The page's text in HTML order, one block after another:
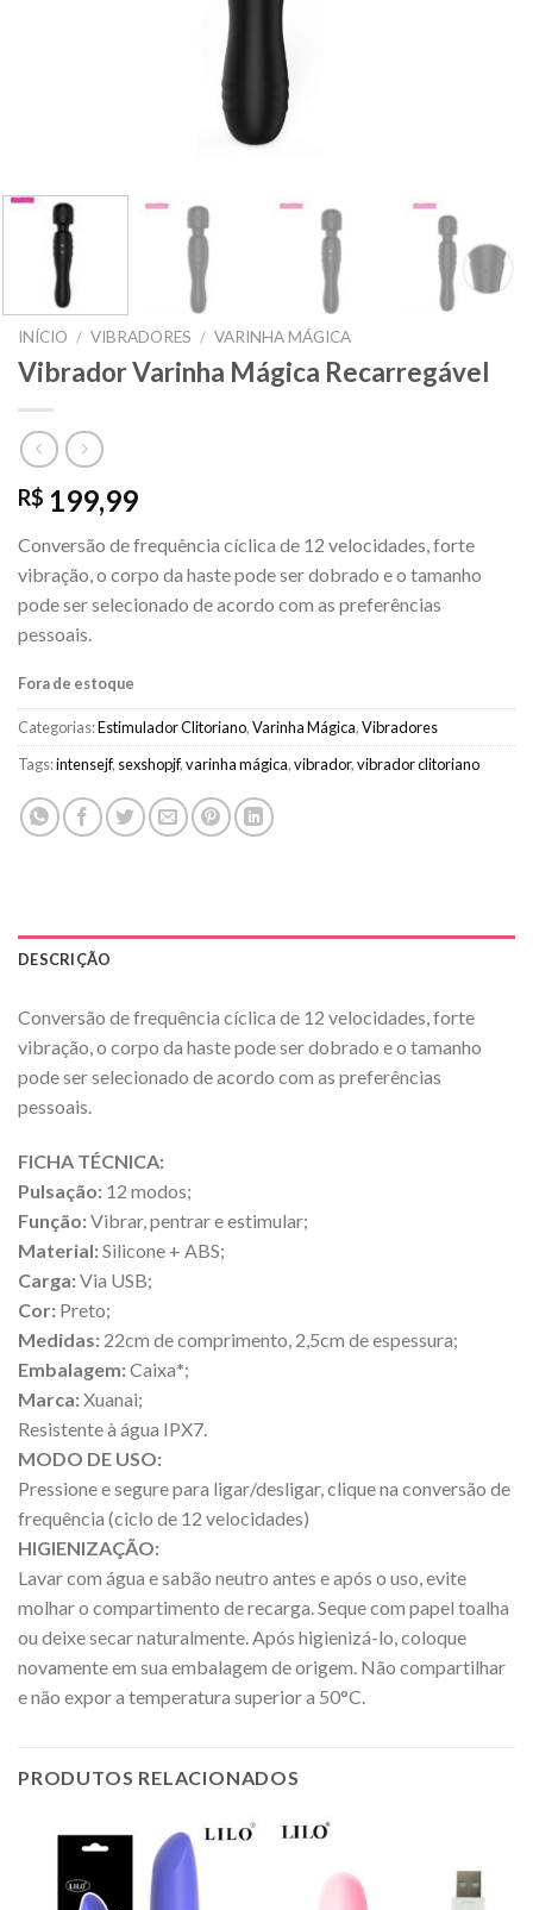
INÍCIO / VIBRADORES / VARINHA MÁGICA
Vibrador Varinha Mágica Recarregável
R$ 199,99
Conversão de frequência cíclica de 12 velocidades, forte
vibração, o corpo da haste pode ser dobrado e o tamanho
pode ser selecionado de acordo com as preferências
pessoais.
Fora de estoque
Categorias:Estimulador Clitoriano,Varinha Mágica,Vibradores
Tags:intensejf, sexshopjf,varinha mágica,vibrador,vibrador clitoriano
DESCRIÇÃO
Conversão de frequência cíclica de 12 velocidades, forte
vibração, o corpo da haste pode ser dobrado e o tamanho
pode ser selecionado de acordo com as preferências
pessoais.
FICHA TÉCNICA:
Pulsação: 12 modos;
Função:Vibrar, pentrar e estimular;
Material:Silicone + ABS;
Carga:Via USB;
Cor: Preto;
Medidas: 22cm de comprimento, 2,5cm de espessura;
Embalagem:Caixa*;
Marca:Xuanai;
Resistente à água IPX7.
MODO DE USO:
Pressione e segure para ligar/desligar, clique na conversão de
frequência (ciclo de 12 velocidades)
HIGIENIZAÇÃO:
Lavar com água e sabão neutro antes e após o uso, evite
molhar o compartimento de recarga. Seque com papel toalha
ou deixe secar naturalmente. Após higienizá-lo, coloque
novamente em sua embalagem de origem. Não compartilhar
e não expor a temperatura superior a 50°C.
PRODUTOS RELACIONADOS